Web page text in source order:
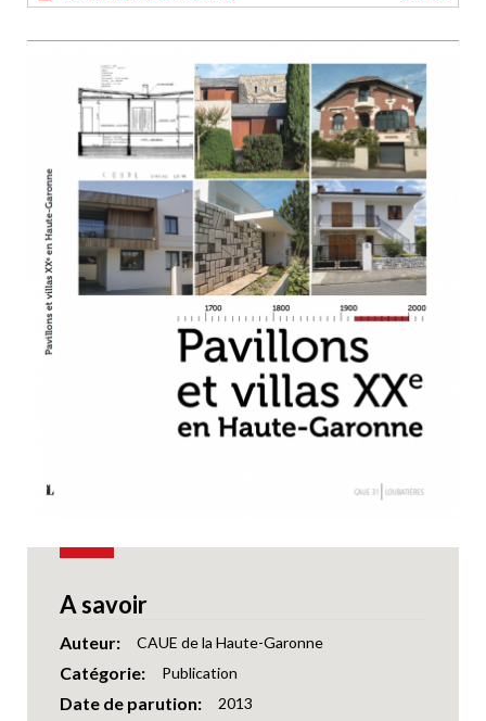
A savoir
Auteur CAUE de la Haute-Garonne
Catégorie Publication
Date de parution 2013